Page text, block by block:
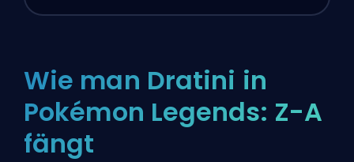
Wie man Dratini in
Pokémon Legends: Z-A
fängt